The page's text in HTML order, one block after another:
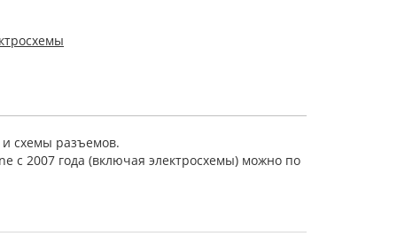
и схемы разъемов.
с 2007 года (включая электросхемы) можно по